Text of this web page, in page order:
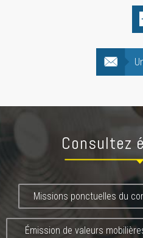
Consultez
Missions ponctuelles du
Émission de valeurs